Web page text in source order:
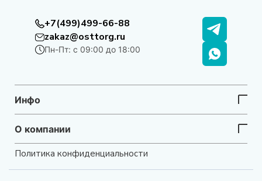
+7(499)499-66-88
zakaz@osttorg.ru
Пн-Пт: с 09:00 до 18:00
Инфо
О компании
Политика конфиденциальности